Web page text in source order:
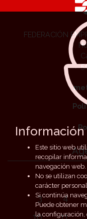
FEDERACIÓN
3
4
Este sitio web
recopilar
navegación web.
No se utilizan
carácter
Si continúa
Puede obtener
la